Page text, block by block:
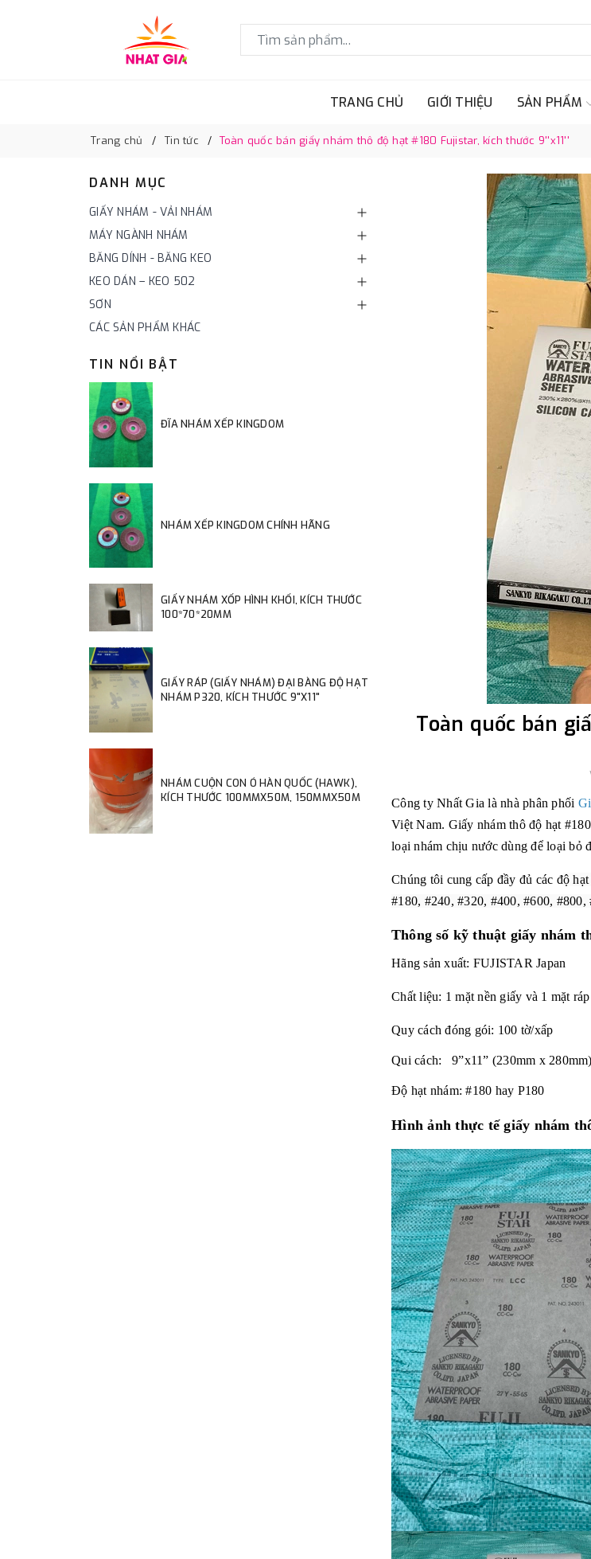
TRANG CHỦ GIỚI THIỆU SẢN PHẨM
Trang chủ Tin tức Toàn quốc bán giấy nhám thô độ hạt #180 Fujistar, kích thước 9''x11''
DANH MỤC
GIẤY NHÁM - VẢI NHÁM
MÁY NGÀNH NHÁM
BĂNG DÍNH - BĂNG KEO
KEO DÁN – KEO 502
SƠN
CÁC SẢN PHẨM KHÁC
TIN NỔI BẬT
ĐĨA NHÁM XẾP KINGDOM
NHÁM XẾP KINGDOM CHÍNH HÃNG
GIẤY NHÁM XỐP HÌNH KHỐI, KÍCH THƯỚC
100*70*20MM
GIẤY RÁP (GIẤY NHÁM) ĐẠI BÀNG ĐỘ HẠT
NHÁM P320, KÍCH THƯỚC 9"X11"
NHÁM CUỘN CON Ó HÀN QUỐC (HAWK),
KÍCH THƯỚC 100MMX50M, 150MMX50M
Toàn quốc bán
Công ty Nhất Gia là nhà phân phối
Việt Nam. Giấy nhám thô độ hạt
loại nhám chịu nước dùng để loại bỏ
Chúng tôi cung cấp đầy đủ các độ
#180, #240, #320, #400, #600,
Thông số kỹ thuật giấy nhám
Hãng sản xuất: FUJISTAR Japan
Chất liệu: 1 mặt nền giấy và 1 mặt
Quy cách đóng gói: 100 tờ/xấp
Qui cách: 9”x11” (230mm x 280mm)
Độ hạt nhám: #180 hay P180
Hình ảnh thực tế giấy nhám